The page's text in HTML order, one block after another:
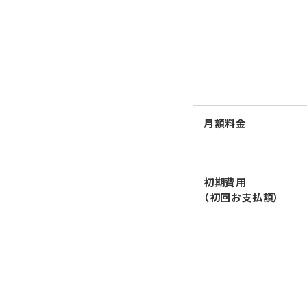
月額料金
初期費用
（初回お支払額）